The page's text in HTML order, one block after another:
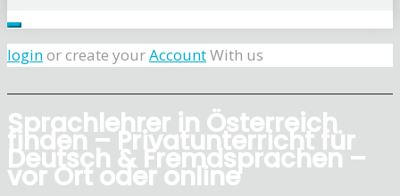
loginor create yourAccountWith us
Sprachlehrer in Österreich
finden – Privatunterricht für
Deutsch & Fremdsprachen –
vor Ort oder online